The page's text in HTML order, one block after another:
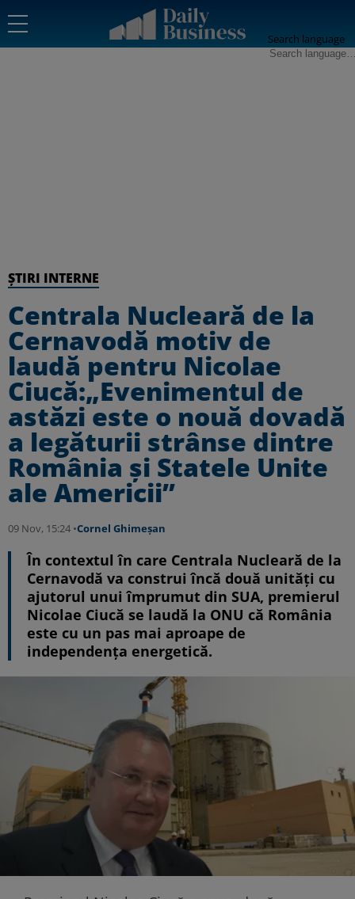
Search language
ȘTIRI INTERNE
Centrala Nucleară de la
Cernavodă motiv de
laudă pentru Nicolae
Ciucă:„Evenimentul de
astăzi este o nouă dovadă
a legăturii strânse dintre
România și Statele Unite
ale Americii”
09 Nov, 15:24 •Cornel Ghimeșan
În contextul în care Centrala Nucleară de la
Cernavodă va construi încă două unități cu
ajutorul unui împrumut din SUA, premierul
Nicolae Ciucă se laudă la ONU că România
este cu un pas mai aproape de
independența energetică.